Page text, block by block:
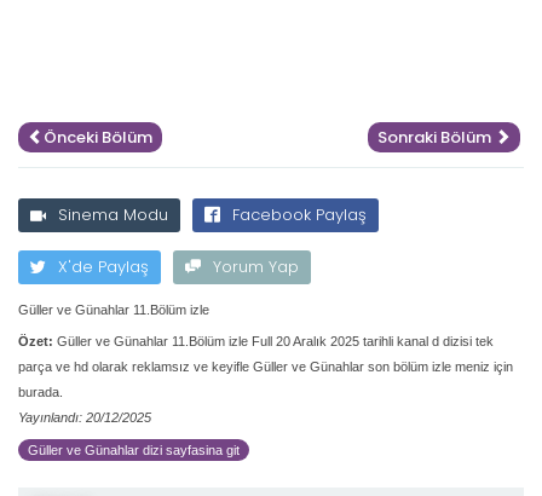
Önceki Bölüm Sonraki Bölüm
Sinema Modu Facebook Paylaş
X'de Paylaş Yorum Yap
Güller ve Günahlar 11.Bölüm izle
Özet: Güller ve Günahlar 11.Bölüm izle Full 20 Aralık 2025 tarihli kanal d dizisi tek
parça ve hd olarak reklamsız ve keyifle Güller ve Günahlar son bölüm izle meniz için
burada.
Yayınlandı: 20/12/2025
Güller ve Günahlar dizi sayfasina git